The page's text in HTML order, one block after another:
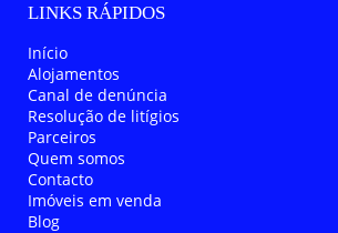
LINKS RÁPIDOS
Início
Alojamentos
Canal de denúncia
Resolução de litígios
Parceiros
Quem somos
Contacto
Imóveis em venda
Blog